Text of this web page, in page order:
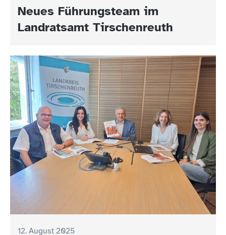
Neues Führungsteam im
Landratsamt Tirschenreuth
12. August 2025